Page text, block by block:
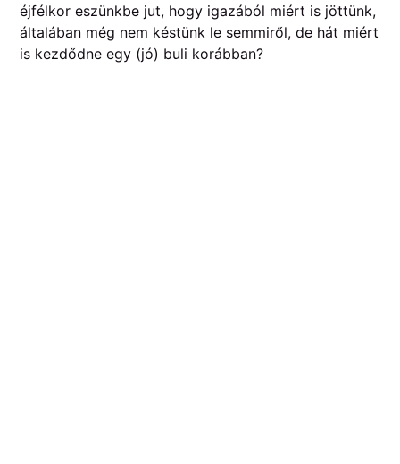
éjfélkor eszünkbe jut, hogy igazából miért is jöttünk,
általában még nem késtünk le semmiről, de hát miért
is kezdődne egy (jó) buli korábban?